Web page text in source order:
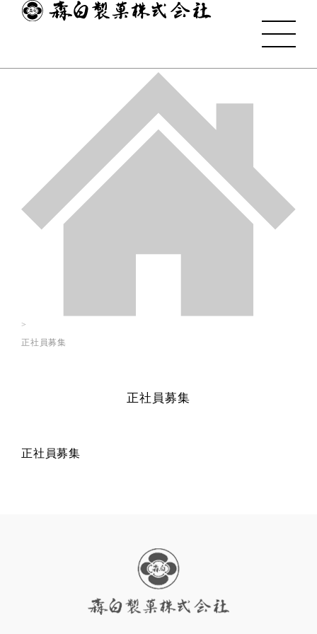
正社員募集
正社員募集
正社員募集